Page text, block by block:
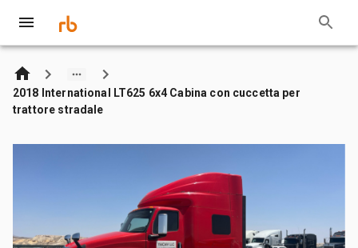
2018 International LT625 6x4 Cabina con cuccetta per
trattore stradale